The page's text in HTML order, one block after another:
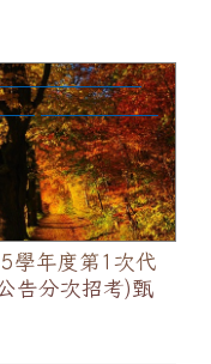
度第1次代理教
考)甄選結果公告
學年度第1次代
告分次招考)甄